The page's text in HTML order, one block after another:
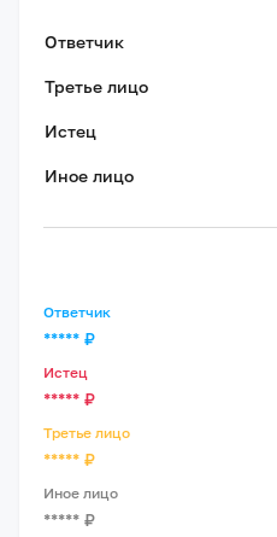
Ответчик
Третье лицо
Истец
Иное лицо
Ответчик
***** ₽
Истец
***** ₽
Третье лицо
***** ₽
Иное лицо
***** ₽